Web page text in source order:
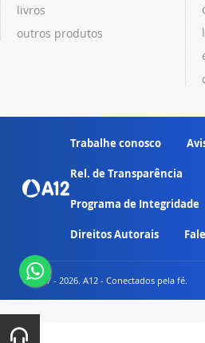
livros
outros produtos
Trabalhe conosco
Rel. de Transparência
Programa de Integridade
Direitos Autorais
© 2007 - 2026. A12 - Conectados pela fé.